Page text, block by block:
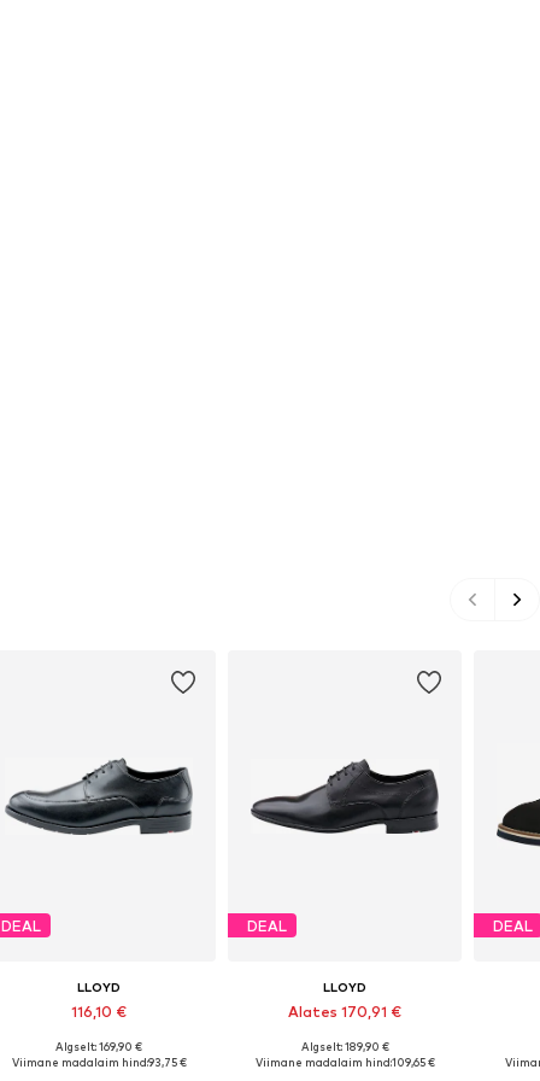
DEAL
LLOYD
116,10 €
Saadaval erinevates suurustes
Algselt: 169,90 €
Viimane madalaim hind:93,75 €
DEAL
LLOYD
Alates 170,91 €
Saadaval erinevates suurustes
Algselt: 189,90 €
Viimane madalaim hind:109,65 €
DEAL